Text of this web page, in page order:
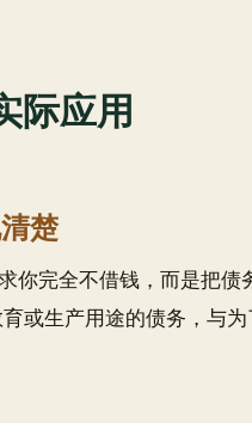
际应用
楚
你完全不借钱，而是把
或生产用途的债务，与